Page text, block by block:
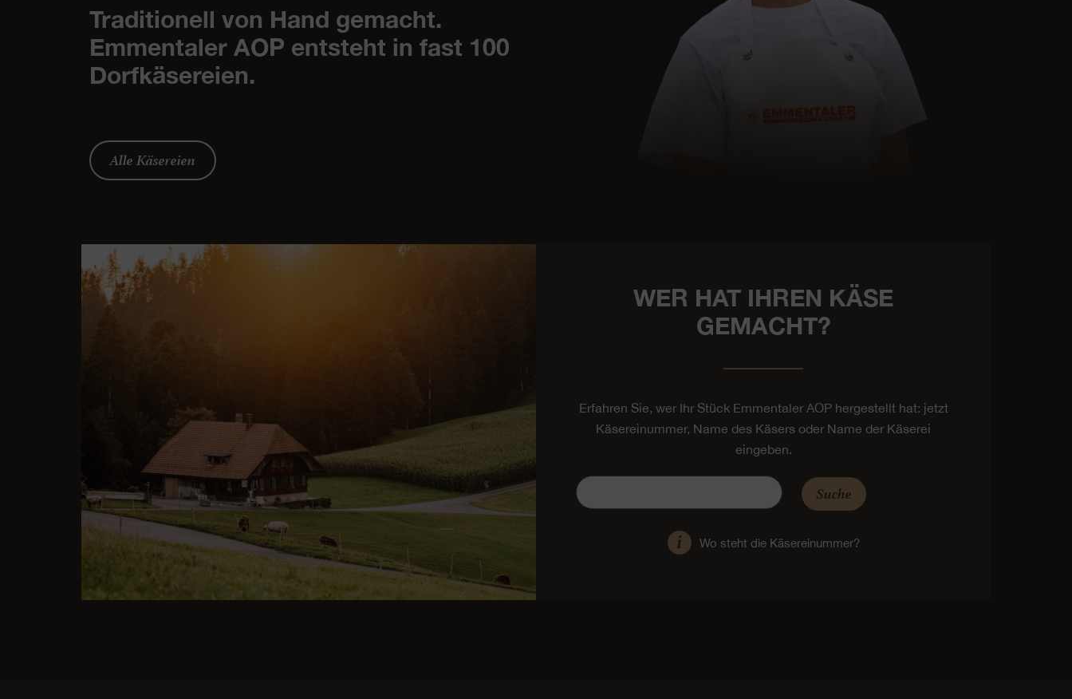
Traditionell von Hand gemacht.
Emmentaler AOP entsteht in fast 100
Dorfkäsereien.
Alle Käsereien
WER HAT IHREN KÄSE
GEMACHT?
Erfahren Sie, wer Ihr Stück Emmentaler AOP hergestellt hat: jetzt
Käsereinummer, Name des Käsers oder Name der Käserei
eingeben.
Suche
Wo steht die Käsereinummer?